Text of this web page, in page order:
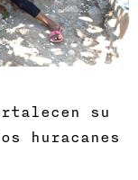
su
huracanes